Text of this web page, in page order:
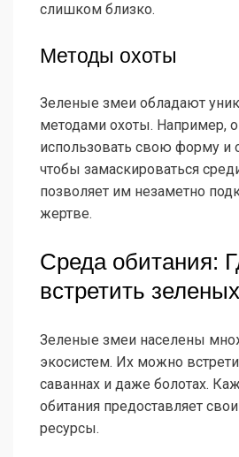
слишком близко.
Методы охоты
Зеленые змеи обладают
методами охоты. Например,
использовать свою форму и
чтобы замаскироваться
позволяет им незаметно
жертве.
Среда обитания:
встретить
Зеленые змеи населены
экосистем. Их можно
саваннах и даже болотах.
обитания предоставляет
ресурсы.